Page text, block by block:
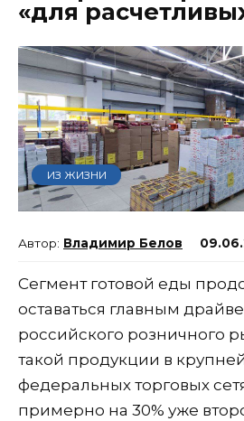
«для
ИЗ ЖИЗНИ
Владимир Белов
Сегмент готовой еды
оставаться главным
российского розничного
такой продукции в
федеральных торговых
примерно на 30% уже